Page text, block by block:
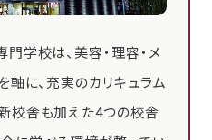
学校は、美容・理容・メ
軸に、充実のカリキュラム
校舎も加えた4つの校舎